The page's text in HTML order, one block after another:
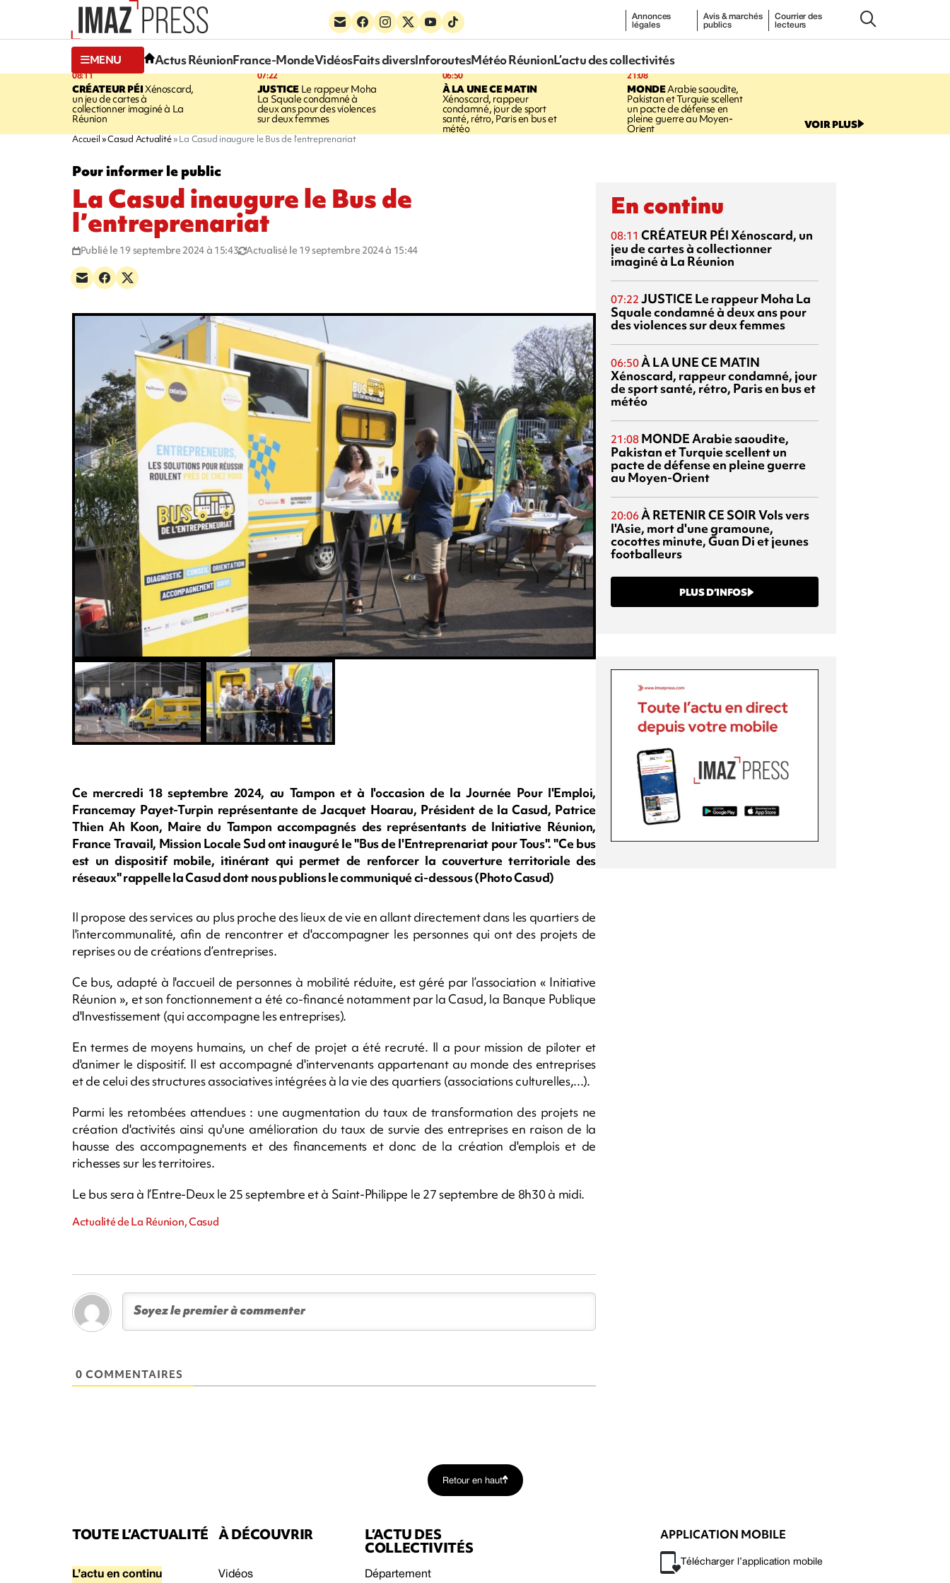
Annonces
légales
Avis & marchés
publics
Courrier des
lecteurs
MENU Actus RéunionFrance-MondeVidéosFaits diversInforoutesMétéo RéunionL’actu des collectivités
08:11
CRÉATEUR PÉIXénoscard,
un jeu de cartes à
collectionner imaginé à La
Réunion
07:22
JUSTICE Le rappeur Moha
La Squale condamné à
deux ans pour des violences
sur deux femmes
06:50
À LA UNE CE MATIN
Xénoscard, rappeur
condamné, jour de sport
santé, rétro, Paris en bus et
météo
21:08
MONDEArabie saoudite,
Pakistan et Turquie scellent
un pacte de défense en
pleine guerre au Moyen-
Orient VOIR PLUS
Accueil Casud Actualité La Casud inaugure le Bus de l’entreprenariat
Pour informer le public
La Casud inaugure le Bus de
l’entreprenariat
Publié le 19 septembre 2024 à 15:43 Actualisé le 19 septembre 2024 à 15:44
Ce mercredi 18 septembre 2024, au Tampon et à l'occasion de la Journée Pour l'Emploi,
Francemay Payet-Turpin représentante de Jacquet Hoarau, Président de la Casud, Patrice
Thien Ah Koon, Maire du Tampon accompagnés des représentants de Initiative Réunion,
France Travail, Mission Locale Sud ont inauguré le "Bus de l'Entreprenariat pour Tous". "Ce bus
est un dispositif mobile, itinérant qui permet de renforcer la couverture territoriale des
réseaux" rappelle la Casud dont nous publions le communiqué ci-dessous (Photo Casud)
Il propose des services au plus proche des lieux de vie en allant directement dans les quartiers de
l'intercommunalité, afin de rencontrer et d'accompagner les personnes qui ont des projets de
reprises ou de créations d’entreprises.
Ce bus, adapté à l'accueil de personnes à mobilité réduite, est géré par l’association « Initiative
Réunion », et son fonctionnement a été co-financé notamment par la Casud, la Banque Publique
d'Investissement (qui accompagne les entreprises).
En termes de moyens humains, un chef de projet a été recruté. Il a pour mission de piloter et
d'animer le dispositif. Il est accompagné d'intervenants appartenant au monde des entreprises
et de celui des structures associatives intégrées à la vie des quartiers (associations culturelles,...).
Parmi les retombées attendues : une augmentation du taux de transformation des projets ne
création d'activités ainsi qu'une amélioration du taux de survie des entreprises en raison de la
hausse des accompagnements et des financements et donc de la création d'emplois et de
richesses sur les territoires.
Le bus sera à l’Entre-Deux le 25 septembre et à Saint-Philippe le 27 septembre de 8h30 à midi.
Actualité de La Réunion, Casud
0 COMMENTAIRES
En continu
08:11 CRÉATEUR PÉIXénoscard, un
jeu de cartes à collectionner
imaginé à La Réunion
07:22 JUSTICE Le rappeur Moha La
Squale condamné à deux ans pour
des violences sur deux femmes
06:50À LA UNE CE MATIN
Xénoscard, rappeur condamné, jour
de sport santé, rétro, Paris en bus et
météo
21:08 MONDEArabie saoudite,
Pakistan et Turquie scellent un
pacte de défense en pleine guerre
au Moyen-Orient
20:06À RETENIR CE SOIRVols vers
l'Asie, mort d'une gramoune,
cocottes minute, Guan Di et jeunes
footballeurs
PLUS D’INFOS
Retour en haut
TOUTE L’ACTUALITÉ
L’actu en continu
À DÉCOUVRIR
Vidéos
L’ACTU DES
COLLECTIVITÉS
Département
APPLICATION MOBILE
Télécharger l’application mobile